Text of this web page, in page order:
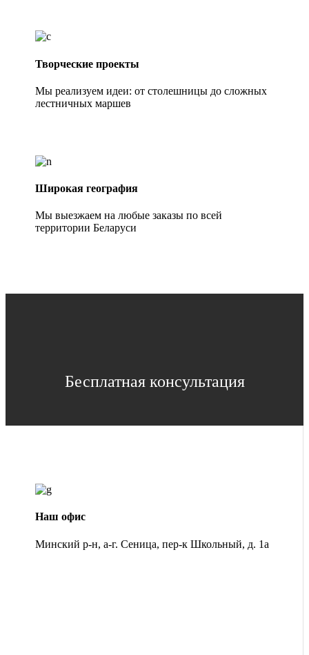
Творческие проекты
Мы реализуем идеи: от столешницы до сложных
лестничных маршев
Широкая география
Мы выезжаем на любые заказы по всей
территории Беларуси
Бесплатная консультация
Наш офис
Минский р-н, а-г. Сеница, пер-к Школьный, д. 1а